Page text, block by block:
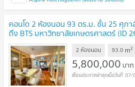
คอนโด 2 ห้องนอน 93 ตร.ม. ชั้น 25 ศุภ
ถึง BTS มหาวิทยาลัยเกษตรศาสตร์ (ID
2 ห้องนอน 93.0 m2
5,800,000 บาท
07/